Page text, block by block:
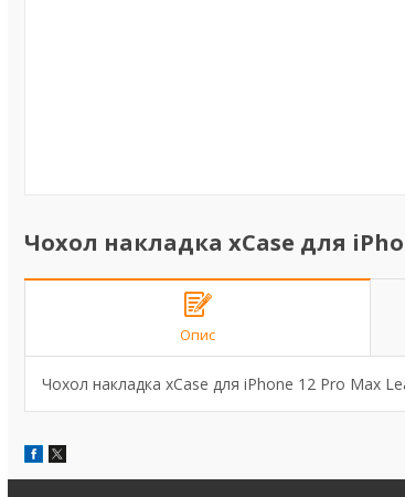
Чохол накладка xCase для
Опис
Чохол накладка xCase для iPhone 12 Pro Max